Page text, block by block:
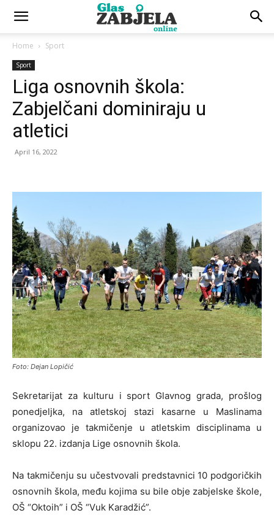
Home Sport
Sport
Liga osnovnih škola:
Zabjelčani dominiraju u
atletici
April 16, 2022
Foto: Dejan Lopičić
Sekretarijat za kulturu i sport Glavnog grada, prošlog
ponedjeljka, na atletskoj stazi kasarne u Maslinama
organizovao je takmičenje u atletskim disciplinama u
sklopu 22. izdanja Lige osnovnih škola.
Na takmičenju su učestvovali predstavnici 10 podgoričkih
osnovnih škola, među kojima su bile obje zabjelske škole,
OŠ “Oktoih” i OŠ “Vuk Karadžić”.